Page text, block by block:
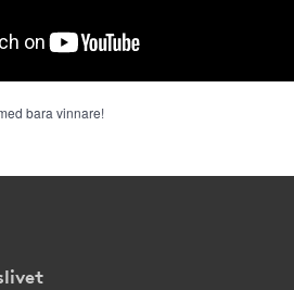
bara vinnare!